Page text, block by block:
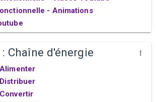
- Animations
Chaîne d'énergie